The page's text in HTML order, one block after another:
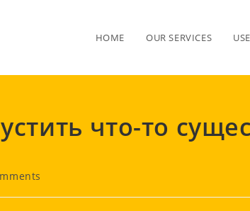
HOME OUR SERVICES
что-то